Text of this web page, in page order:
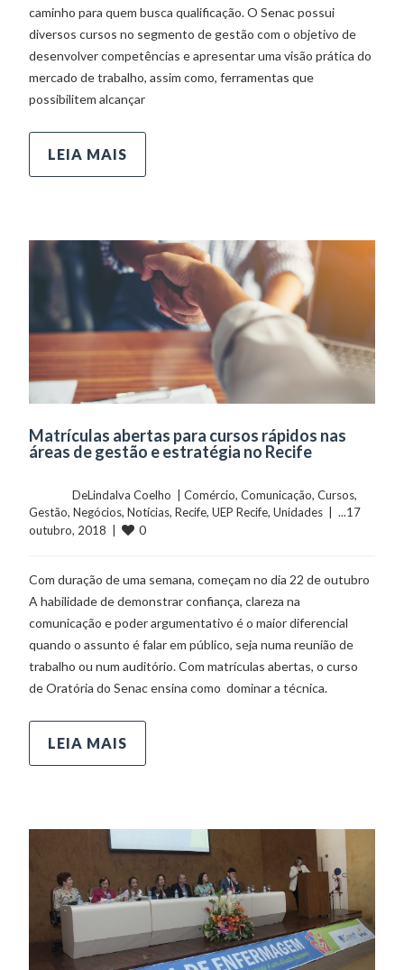
caminho para quem busca qualificação. O Senac possui
diversos cursos no segmento de gestão com o objetivo de
desenvolver competências e apresentar uma visão prática do
mercado de trabalho, assim como, ferramentas que
possibilitem alcançar
LEIA MAIS
Matrículas abertas para cursos rápidos nas
áreas de gestão e estratégia no Recife
	    	DeLindalva Coelho  |
Comércio, Comunicação, Cursos
Gestão, Negócios, Notícias, Recife, UEP Recife, Unidades
  |  ...17
outubro, 2018  |
0
Com duração de uma semana, começam no dia 22 de outubro
A habilidade de demonstrar confiança, clareza na
comunicação e poder argumentativo é o maior diferencial
quando o assunto é falar em público, seja numa reunião de
trabalho ou num auditório. Com matrículas abertas, o curso
de Oratória do Senac ensina como dominar a técnica.
LEIA MAIS